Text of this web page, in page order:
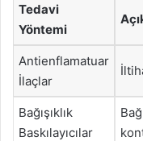
Tedavi
Yöntemi
Antienflamatuar
İlaçlar
Bağışıklık
Baskılayıcılar